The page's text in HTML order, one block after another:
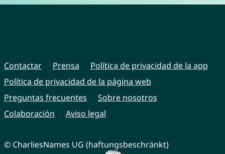
Contactar Prensa
Política de privacidad de la app
Política de privacidad de la página web
Preguntas frecuentes
Sobre nosotros
Colaboración
Aviso legal
© CharliesNames UG (haftungsbeschränkt)